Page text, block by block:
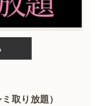
取り放題）